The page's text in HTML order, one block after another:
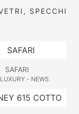
SPECCHI E
SAFARI
- NEWS